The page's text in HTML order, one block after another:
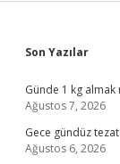
Son Yazılar
Günde 1 kg almak
Ağustos 7, 2026
Gece gündüz tezat
Ağustos 6, 2026